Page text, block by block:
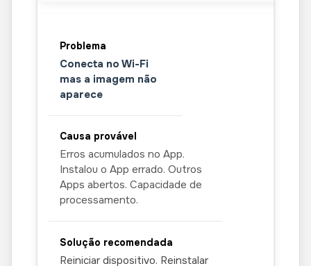
Conecta no Wi-Fi
mas a imagem não
aparece
Erros acumulados no App.
Instalou o App errado. Outros
Apps abertos. Capacidade de
processamento.
Reiniciar dispositivo. Reinstalar